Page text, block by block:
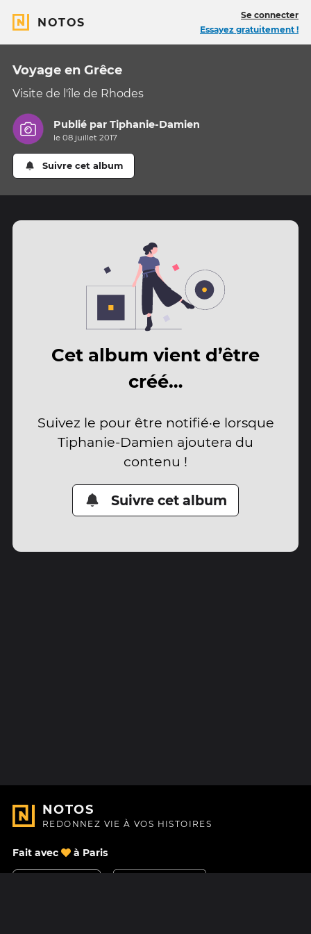
NOTOS
Se connecter
Essayez gratuitement !
Voyage en Grêce
Visite de l'île de Rhodes
Publié parTiphanie-Damien
le 08 juillet 2017
Suivre cet album
Cet album vient d’être
créé…
Suivez le pour être notifié·e lorsque
Tiphanie-Damien ajoutera du
contenu !
Suivre cet album
NOTOS
REDONNEZ VIE À VOS HISTOIRES
Fait avec à Paris